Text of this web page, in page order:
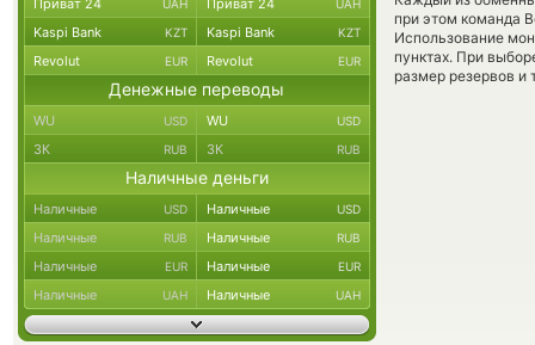
при этом команда
Использование
пунктах. При
размер резервов и
Приват 24 UAH Приват 24 UAH
Kaspi Bank KZT Kaspi Bank KZT
Revolut EUR Revolut EUR
Денежные переводы
WU USD WU USD
ЗК RUB ЗК RUB
Наличные деньги
Наличные USD Наличные USD
Наличные RUB Наличные RUB
Наличные EUR Наличные EUR
Наличные UAH Наличные UAH